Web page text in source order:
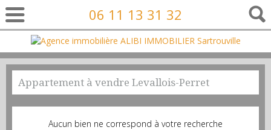
06 11 13 31 32
Appartement à vendre Levallois-Perret
Aucun bien ne correspond à votre recherche